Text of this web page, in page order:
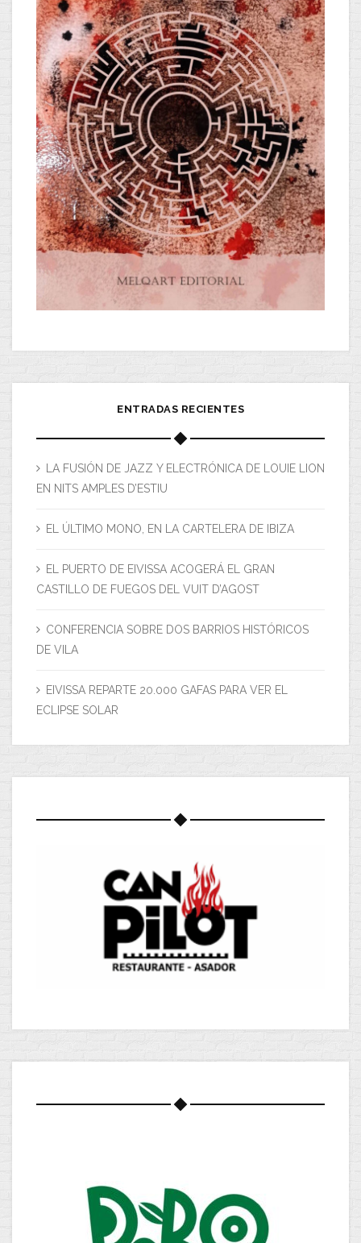
ENTRADAS RECIENTES
LA FUSIÓN DE JAZZ Y ELECTRÓNICA DE LOUIE LION
EN NITS AMPLES D’ESTIU
EL ÚLTIMO MONO, EN LA CARTELERA DE IBIZA
EL PUERTO DE EIVISSA ACOGERÁ EL GRAN
CASTILLO DE FUEGOS DEL VUIT D’AGOST
CONFERENCIA SOBRE DOS BARRIOS HISTÓRICOS
DE VILA
EIVISSA REPARTE 20.000 GAFAS PARA VER EL
ECLIPSE SOLAR